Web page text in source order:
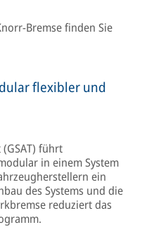
Bremse finden Sie
flexibler und
führt
in einem System
ein
des Systems und die
reduziert das